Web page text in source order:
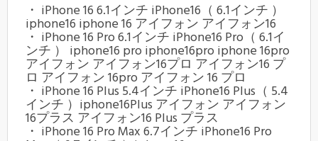
・ iPhone 16 6.1インチ iPhone16（ 6.1インチ ）
iphone16 iphone 16 アイフォン アイフォン16
・ iPhone 16 Pro 6.1インチ iPhone16 Pro（ 6.1イ
ンチ ） iphone16 pro iphone16pro iphone 16pro
アイフォン アイフォン16プロ アイフォン16 プ
ロ アイフォン 16pro アイフォン 16 プロ
・ iPhone 16 Plus 5.4インチ iPhone16 Plus（ 5.4
インチ ）iphone16Plus アイフォン アイフォン
16プラス アイフォン16 Plus プラス
・ iPhone 16 Pro Max 6.7インチ iPhone16 Pro